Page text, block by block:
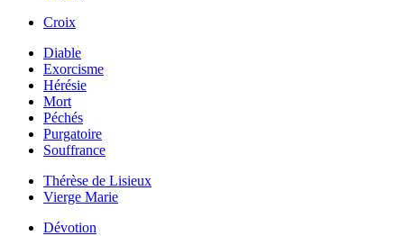
Croix
Diable
Exorcisme
Hérésie
Mort
Péchés
Purgatoire
Souffrance
Thérèse de Lisieux
Vierge Marie
Dévotion